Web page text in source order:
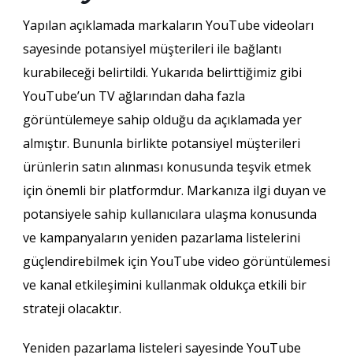
Yapılan açıklamada markaların YouTube videoları
sayesinde potansiyel müşterileri ile bağlantı
kurabileceği belirtildi. Yukarıda belirttiğimiz gibi
YouTube’un TV ağlarından daha fazla
görüntülemeye sahip olduğu da açıklamada yer
almıştır. Bununla birlikte potansiyel müşterileri
ürünlerin satın alınması konusunda teşvik etmek
için önemli bir platformdur. Markanıza ilgi duyan ve
potansiyele sahip kullanıcılara ulaşma konusunda
ve kampanyaların yeniden pazarlama listelerini
güçlendirebilmek için YouTube video görüntülemesi
ve kanal etkileşimini kullanmak oldukça etkili bir
strateji olacaktır.
Yeniden pazarlama listeleri sayesinde YouTube